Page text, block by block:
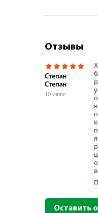
Отзывы
Степан
Степан
10 июля
Оставить